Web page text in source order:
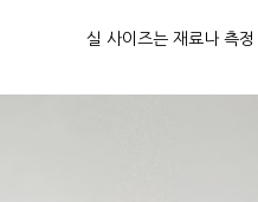
실 사이즈는 재료나 측